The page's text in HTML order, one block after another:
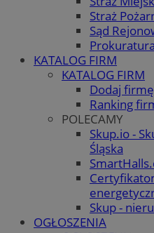
Straż
Sąd
KATALOG FIRM
KATALOG FIRM
Dodaj
Ranking
POLECAMY
Skup.io -
Śląska
Skup -
OGŁOSZENIA